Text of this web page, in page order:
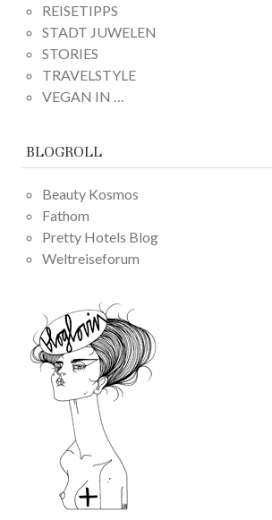
REISETIPPS
STADT JUWELEN
STORIES
TRAVELSTYLE
VEGAN IN …
BLOGROLL
Beauty Kosmos
Fathom
Pretty Hotels Blog
Weltreiseforum